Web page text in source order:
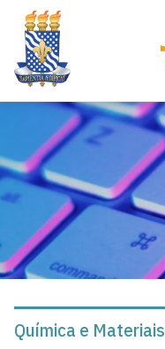
Química e Materiais